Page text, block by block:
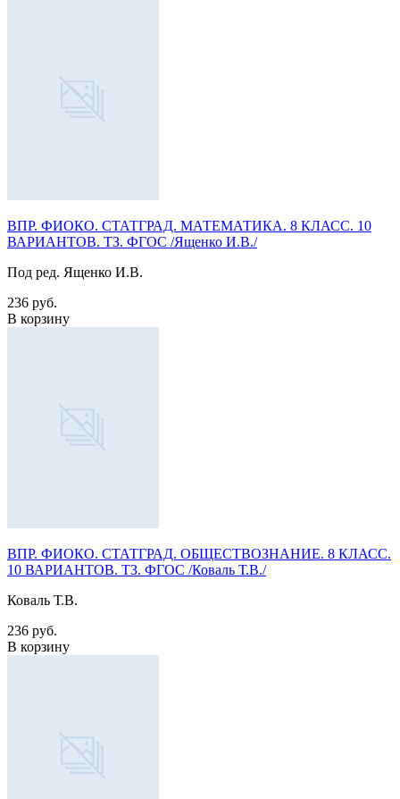
ВПР. ФИОКО. СТАТГРАД. МАТЕМАТИКА. 8 КЛАСС. 10
ВАРИАНТОВ. ТЗ. ФГОС /Ященко И.В./
Под ред. Ященко И.В.
236 руб.
В корзину
ВПР. ФИОКО. СТАТГРАД. ОБЩЕСТВОЗНАНИЕ. 8 КЛАСС.
10 ВАРИАНТОВ. ТЗ. ФГОС /Коваль Т.В./
Коваль Т.В.
236 руб.
В корзину